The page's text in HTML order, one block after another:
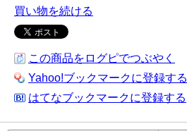
買い物を続ける
この商品をログピでつぶやく
Yahoo!ブックマークに登録する
はてなブックマークに登録する